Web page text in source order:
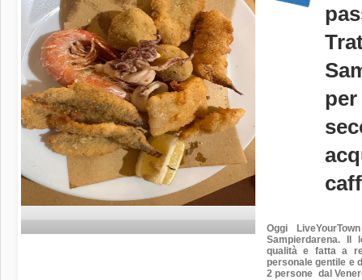
per
Oggi
Sampierdarena. Il
qualità e fatta a
personale gentile e
2 persone dal